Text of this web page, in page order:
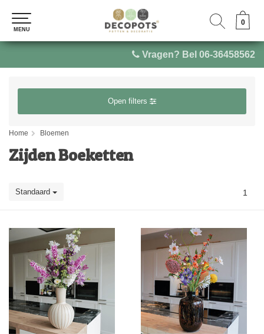
Vragen? Bel 06-36458562
0
MENU
0
MENU
Open filters
Home Bloemen
Zijden Boeketten
Standaard 1